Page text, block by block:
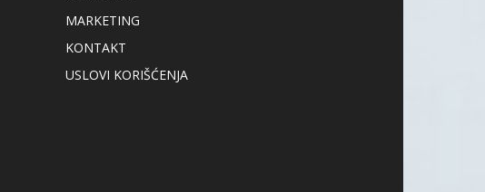
MARKETING
KONTAKT
USLOVI KORIŠĆENJA